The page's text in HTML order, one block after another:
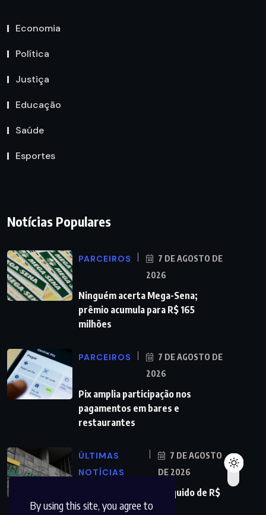
By using this site, you agree to
Economia
Política
Justiça
Educação
Saúde
Esportes
Notícias Populares
PARCEIROS
7 DE AGOSTO DE
2026
Ninguém acerta Mega-Sena;
prêmio acumula para R$ 165
milhões
PARCEIROS
7 DE AGOSTO DE
2026
Pix amplia participação nos
pagamentos em bares e
restaurantes
ÚLTIMAS
NOTÍCIAS
7 DE AGOSTO
DE 2026
Petrobras tem lucro líquido de R$
52,4 bi no segundo